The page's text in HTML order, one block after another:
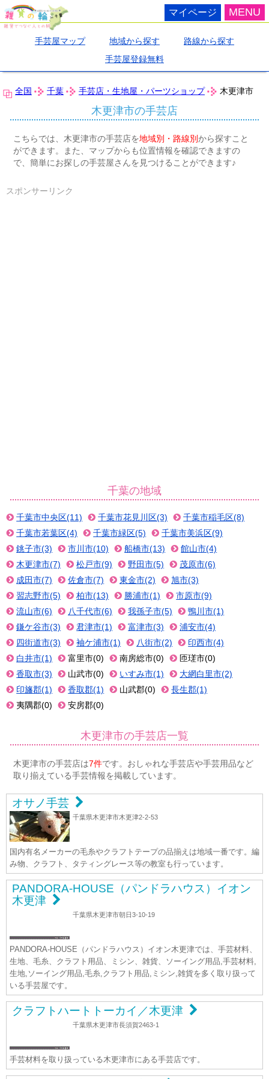
MENU
マイページ
手芸屋マップ 地域から探す
路線から探す
手芸屋登録無料
全国 千葉 手芸店・生地屋・パーツショップ 木更津市
木更津市の手芸店
こちらでは、木更津市の手芸店を地域別・路線別から探すこと
ができます。また、マップからも位置情報を確認できますの
で、簡単にお探しの手芸屋さんを見つけることができます♪
スポンサーリンク
千葉の地域
千葉市中央区(11) 千葉市花見川区(3)
千葉市稲毛区(8)
千葉市若葉区(4)
千葉市緑区(5)
千葉市美浜区(9)
銚子市(3)
市川市(10) 船橋市(13)
館山市(4)
木更津市(7)
松戸市(9) 野田市(5)
茂原市(6)
成田市(7)
佐倉市(7) 東金市(2)
旭市(3)
習志野市(5)
柏市(13) 勝浦市(1)
市原市(9)
流山市(6)
八千代市(6) 我孫子市(5)
鴨川市(1)
鎌ケ谷市(3)
君津市(1) 富津市(3)
浦安市(4)
四街道市(3)
袖ケ浦市(1) 八街市(2)
印西市(4)
白井市(1)
富里市(0) 南房総市(0)
匝瑳市(0)
香取市(3)
山武市(0) いすみ市(1)
大網白里市(2)
印旛郡(1)
香取郡(1) 山武郡(0)
長生郡(1)
夷隅郡(0)
安房郡(0)
木更津市の手芸店一覧
木更津市の手芸店は7件です。おしゃれな手芸店や手芸用品など
取り揃えている手芸情報を掲載しています。
オサノ手芸
千葉県木更津市木更津2-2-53
国内有名メーカーの毛糸やクラフトテープの品揃えは地域一番です。編
み物、クラフト、タティングレース等の教室も行っています。
PANDORA-HOUSE（パンドラハウス）イオン
木更津
千葉県木更津市朝日3-10-19
PANDORA-HOUSE（パンドラハウス）イオン木更津では、手芸材料、
生地、毛糸、クラフト用品、ミシン、雑貨、ソーイング用品,手芸材料,
生地,ソーイング用品,毛糸,クラフト用品,ミシン,雑貨を多く取り扱って
いる手芸屋です。
クラフトハートトーカイ／木更津
千葉県木更津市長須賀2463-1
手芸材料を取り扱っている木更津市にある手芸店です。